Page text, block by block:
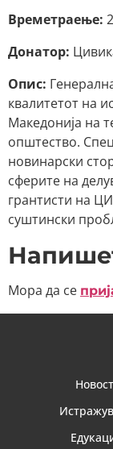
Времетраење:
Донатор:
Опис:
квалитетот на
Македонија на
општество.
новинарски
сферите на
грантисти на
суштински
Мора да се